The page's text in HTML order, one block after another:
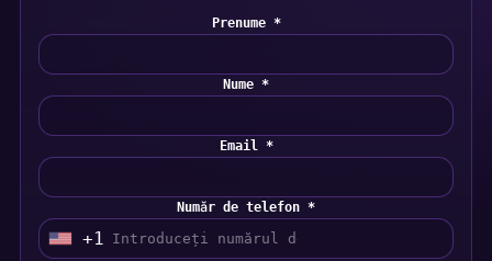
Prenume *
Nume *
Email *
Număr de telefon *
U +1